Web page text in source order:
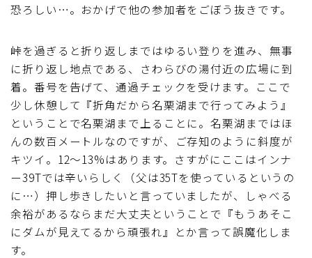
ブルべレポート2013
ブルべレポート2012
恐ろしい…。おかげで他の参加者をごぼう抜きです。
峠を過ぎると折り返しまではゆるい登りを進み、無事
に折り返し地点である、さわらびの湯付近の広場に到
着。番号を告げて、通過チェックを受けます。ここで
少し休憩して『折角だから名栗湖まで行ってみよう』
ということで名栗湖まで上ることに。名栗湖まではほ
んの数百メートルなのですが、ご存知のように斜度が
キツイ。12～13%はあります。さすがにここはインナ
ー39Tでは辛いらしく（父は35Tを使っているというの
に…）押し歩きしたいと言っていましたが、しゃべる
余裕があるならまだ大丈夫ということで『もうあそこ
にダムが見えてるから頑張れ』とか言って誤魔化しま
す。